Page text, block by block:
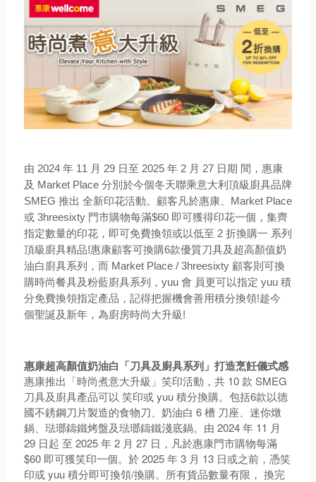
由 2024 年 11 月 29 日至 2025 年 2 月 27 日期 間，惠康
及 Market Place 分別於今個冬天聯乘意大利頂級廚具品牌
SMEG 推出 全新印花活動。顧客凡於惠康、Market Place
或 3hreesixty 門市購物每滿$60 即可獲得印花一個，集齊
指定數量的印花，即可免費換領或以低至 2 折換購一 系列
頂級廚具精品!惠康顧客可換購6款優質刀具及超高顏值奶
油白廚具系列，而 Market Place / 3hreesixty 顧客則可換
購時尚餐具及粉藍廚具系列，yuu 會 員更可以指定 yuu 積
分免費換領指定產品，記得把握機會善用積分換領!趁今
個聖誕及新年，為廚房時尚大升級!
惠康超高顏值奶油白「刀具及廚具系列」打造烹飪儀式感
惠康推出「時尚煮意大升級」笑印活動，共10 款 SMEG
刀具及廚具產品可以 笑印或yuu 積分換購。包括6款以德
國不銹鋼刀片製造的食物刀、奶油白 6 槽 刀座、迷你燉
鍋、琺瑯鑄鐵烤盤及琺瑯鑄鐵淺底鍋。由 2024 年11 月
29 日起 至 2025 年2 月 27 日，凡於惠康門市購物每滿
$60 即可獲笑印一個。於2025 年3 月 13 日或之前，憑笑
印或yuu 積分即可換領/換購。所有貨品數量有限，
換完